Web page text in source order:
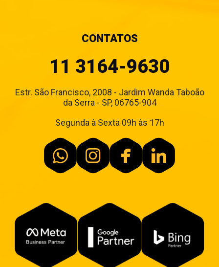
CONTATOS
11 3164-9630
Estr. São Francisco, 2008 - Jardim Wanda Taboão
da Serra - SP, 06765-904
Segunda à Sexta 09h às 17h